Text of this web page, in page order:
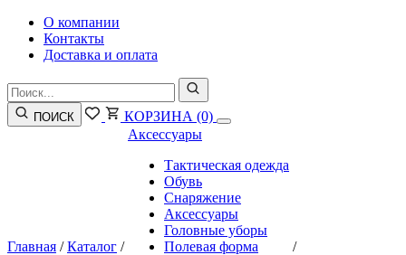
О компании
Контакты
Доставка и оплата
ПОИСК КОРЗИНА (0)
Главная /Каталог /
Аксессуары
Тактическая одежда
Обувь
Снаряжение
Аксессуары
Головные уборы
Полевая форма
/